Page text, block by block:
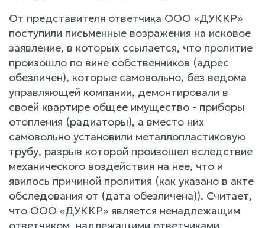
От представителя ответчика ООО «ДУККР»
поступили письменные возражения на исковое
заявление, в которых ссылается, что пролитие
произошло по вине собственников (адрес
обезличен), которые самовольно, без ведома
управляющей компании, демонтировали в
своей квартире общее имущество - приборы
отопления (радиаторы), а вместо них
самовольно установили металлопластиковую
трубу, разрыв которой произошел вследствие
механического воздействия на нее, что и
явилось причиной пролития (как указано в акте
обследования от (дата обезличена)). Считает,
что ООО «ДУККР» является ненадлежащим
ответчиком, надлежащими ответчиками